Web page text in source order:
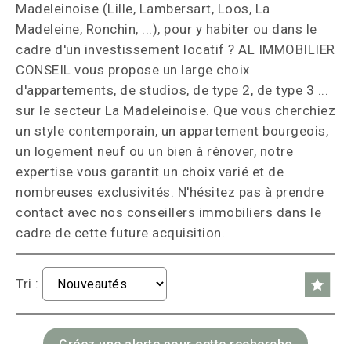
Madeleinoise (Lille, Lambersart, Loos, La
Madeleine, Ronchin, ...), pour y habiter ou dans le
cadre d'un investissement locatif ? AL IMMOBILIER
CONSEIL vous propose un large choix
d'appartements, de studios, de type 2, de type 3 ...
sur le secteur La Madeleinoise. Que vous cherchiez
un style contemporain, un appartement bourgeois,
un logement neuf ou un bien à rénover, notre
expertise vous garantit un choix varié et de
nombreuses exclusivités. N'hésitez pas à prendre
contact avec nos conseillers immobiliers dans le
cadre de cette future acquisition.
Tri :